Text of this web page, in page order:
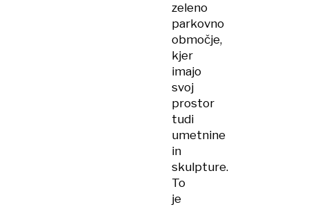
zeleno
parkovno
območje,
kjer
imajo
svoj
prostor
tudi
umetnine
in
skulpture.
To
je